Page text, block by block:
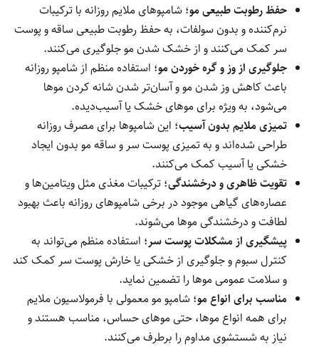
حفظ رطوبت طبیعی مو؛ شامپوهای ملایم روزانه با ترکیبات
نرم‌کننده و بدون سولفات، به حفظ رطوبت طبیعی ساقه و پوست
سر کمک می‌کنند و از خشک شدن مو جلوگیری می‌کنند.
جلوگیری از وز و گره خوردن مو؛ استفاده منظم از شامپو روزانه
باعث کاهش وز شدن مو و آسان‌تر شدن شانه کردن موها
می‌شود، به ویژه برای موهای خشک یا آسیب‌دیده.
تمیزی ملایم بدون آسیب؛ این شامپوها برای مصرف روزانه
طراحی شده‌اند و به تمیزی پوست سر و ساقه مو بدون ایجاد
خشکی یا آسیب کمک می‌کنند.
تقویت ظاهری و درخشندگی؛ ترکیبات مغذی مثل ویتامین‌ها و
عصاره‌های گیاهی موجود در برخی شامپوهای روزانه باعث بهبود
لطافت و درخشندگی موها می‌شوند.
پیشگیری از مشکلات پوست سر؛ استفاده منظم می‌تواند به
کنترل سبوم و جلوگیری از خشکی یا خارش پوست سر کمک کند
و سلامت عمومی موها را تضمین نماید.
مناسب برای انواع مو؛ شامپو مو معمولی با فرمولاسیون ملایم
برای همه انواع موها، حتی موهای حساس، مناسب هستند و
نیاز به شستشوی مداوم را برطرف می‌کنند.